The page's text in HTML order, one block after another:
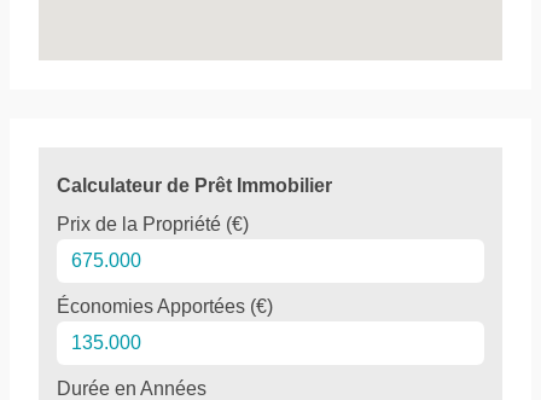
Calculateur de Prêt Immobilier
Prix de la Propriété (€)
Économies Apportées (€)
Durée en Années